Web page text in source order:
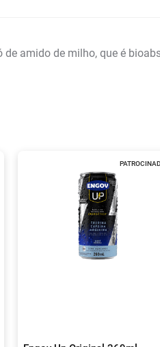
amido de milho, que é